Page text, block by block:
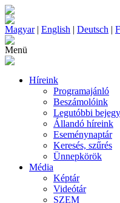
Magyar| English | Deutsch |
Menü
Híreink
Programajánló
Beszámolóink
Legutóbbi
Állandó híreink
Eseménynaptár
Keresés, szűrés
Ünnepkörök
Média
Képtár
Videótár
SZEM